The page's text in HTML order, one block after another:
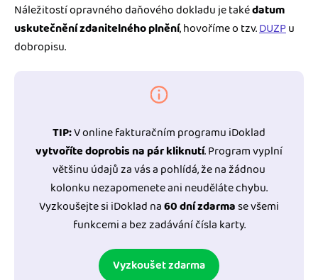
Náležitostí opravného daňového dokladu je takédatum
uskutečnění zdanitelného plnění, hovoříme o tzv.DUZPu
dobropisu.
TIP:V online fakturačním programu iDoklad
vytvoříte doprobis na pár kliknutí. Program vyplní
většinu údajů za vás a pohlídá, že na žádnou
kolonku nezapomenete ani neuděláte chybu.
Vyzkoušejte si iDoklad na60 dní zdarmase všemi
funkcemi a bez zadávání čísla karty.
Vyzkoušet zdarma